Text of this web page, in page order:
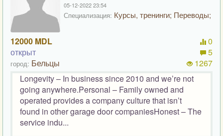
05-12-2022 23:54
Специализация: Курсы, тренинги; Переводы;
12000 MDL
открыт
город: Бельцы
0
5
1267
Longevity – In business since 2010 and we’re not
going anywhere.Personal – Family owned and
operated provides a company culture that isn’t
found in other garage door companiesHonest – The
service indu...